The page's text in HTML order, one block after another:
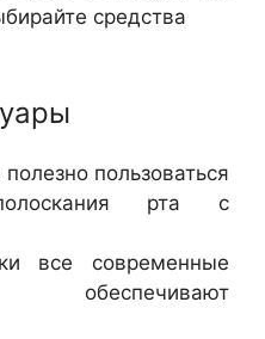
средства
пользоваться
рта с
все современные
обеспечивают